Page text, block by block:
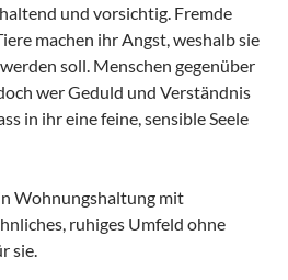
und vorsichtig. Fremde
machen ihr Angst, weshalb sie
soll. Menschen gegenüber
wer Geduld und Verständnis
in ihr eine feine, sensible Seele
Wohnungshaltung mit
ruhiges Umfeld ohne
sie.